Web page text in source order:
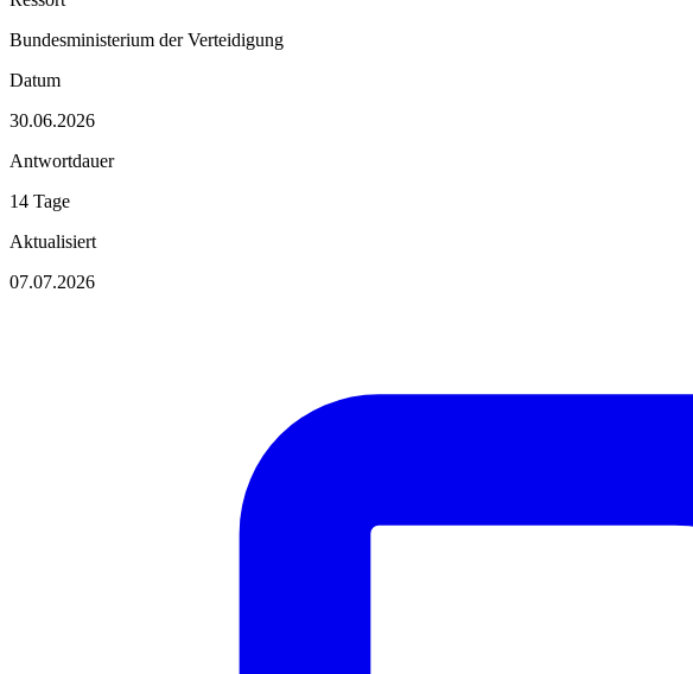
Bundesministerium der Verteidigung
Datum
30.06.2026
Antwortdauer
14 Tage
Aktualisiert
07.07.2026